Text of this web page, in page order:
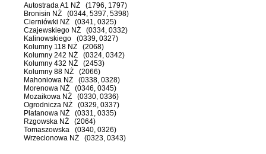
Autostrada A1 NŻ (1796, 1797)
Bronisin NŻ (0344, 5397, 5398)
Cierniówki NŻ (0341, 0325)
Czajewskiego NŻ (0334, 0332)
Kalinowskiego (0339, 0327)
Kolumny 118 NŻ (2068)
Kolumny 242 NŻ (0324, 0342)
Kolumny 432 NŻ (2453)
Kolumny 88 NŻ (2066)
Mahoniowa NŻ (0338, 0328)
Morenowa NŻ (0346, 0345)
Mozaikowa NŻ (0330, 0336)
Ogrodnicza NŻ (0329, 0337)
Platanowa NŻ (0331, 0335)
Rzgowska NŻ (2064)
Tomaszowska (0340, 0326)
Wrzecionowa NŻ (0323, 0343)